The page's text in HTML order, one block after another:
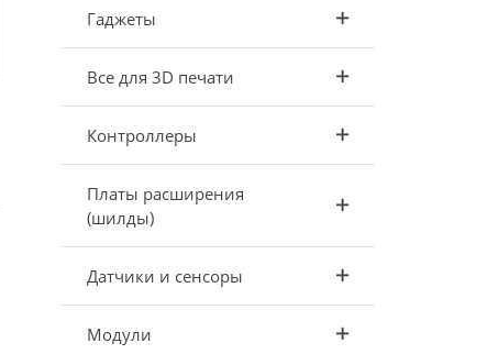
Гаджеты
Все для 3D печати
Контроллеры
Платы расширения
(шилды)
Датчики и сенсоры
Модули